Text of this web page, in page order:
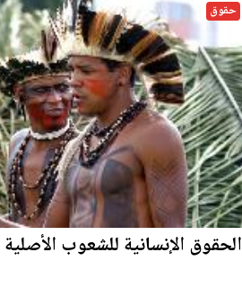
حقوق
الحقوق الإنسانية للشعوب الأصلية